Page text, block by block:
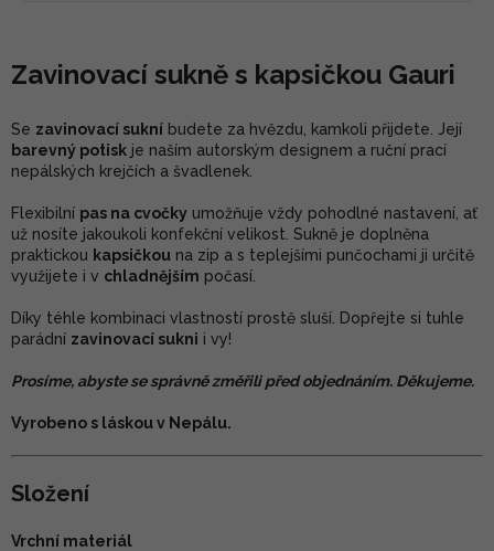
Zavinovací sukně s kapsičkou Gauri
Se zavinovací sukní budete za hvězdu, kamkoli přijdete. Její
barevný potisk je naším autorským designem a ruční prací
nepálských krejčích a švadlenek.
Flexibilní pas na cvočky umožňuje vždy pohodlné nastavení, ať
už nosíte jakoukoli konfekční velikost. Sukně je doplněna
praktickou kapsičkou na zip a s teplejšími punčochami ji určitě
využijete i v chladnějším počasí.
Díky téhle kombinaci vlastností prostě sluší. Dopřejte si tuhle
parádní zavinovací sukni i vy!
Prosíme, abyste se správně změřili před objednáním. Děkujeme.
Vyrobeno s láskou v Nepálu.
Složení
Vrchní materiál